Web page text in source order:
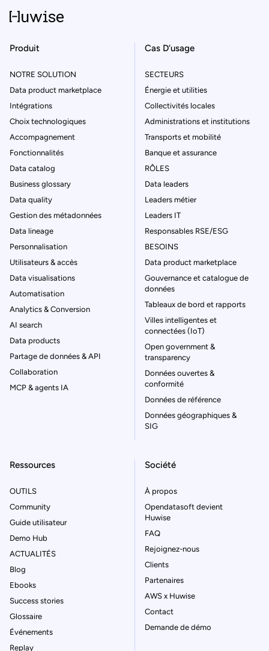
Produit
NOTRE SOLUTION
Data product marketplace
Intégrations
Choix technologiques
Accompagnement
Fonctionnalités
Data catalog
Business glossary
Data quality
Gestion des métadonnées
Data lineage
Personnalisation
Utilisateurs & accès
Data visualisations
Automatisation
Analytics & Conversion
AI search
Data products
Partage de données & API
Collaboration
MCP & agents IA
Cas D’usage
SECTEURS
Énergie et utilities
Collectivités locales
Administrations et institutions
Transports et mobilité
Banque et assurance
RÔLES
Data leaders
Leaders métier
Leaders IT
Responsables RSE/ESG
BESOINS
Data product marketplace
Gouvernance et catalogue de
données
Tableaux de bord et rapports
Villes intelligentes et
connectées (IoT)
Open government &
transparency
Données ouvertes &
conformité
Données de référence
Données géographiques &
SIG
Ressources
OUTILS
Community
Guide utilisateur
Demo Hub
ACTUALITÉS
Blog
Ebooks
Success stories
Glossaire
Événements
Replay
Société
À propos
Opendatasoft devient
Huwise
FAQ
Rejoignez-nous
Clients
Partenaires
AWS x Huwise
Contact
Demande de démo